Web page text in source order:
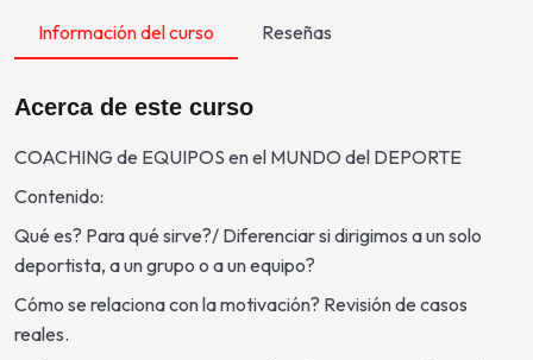
Información del curso Reseñas
Acerca de este curso
COACHING de EQUIPOS en el MUNDO del DEPORTE
Contenido:
Qué es? Para qué sirve?/ Diferenciar si dirigimos a un solo
deportista, a un grupo o a un equipo?
Cómo se relaciona con la motivación? Revisión de casos
reales.